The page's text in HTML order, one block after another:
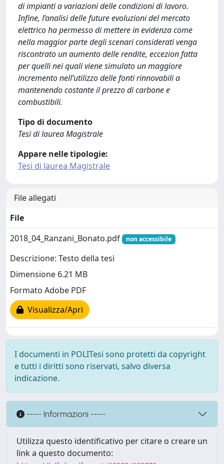
di impianti a variazioni delle condizioni di lavoro.
Infine, l’analisi delle future evoluzioni del mercato
elettrico ha permesso di mettere in evidenza come
nella maggior parte degli scenari considerati venga
riscontrato un aumento delle rendite, eccezion fatta
per quelli nei quali viene simulato un maggiore
incremento nell’utilizzo delle fonti rinnovabili a
mantenendo costante il prezzo di carbone e
combustibili.
Tipo di documento
Tesi di laurea Magistrale
Appare nelle tipologie:
Tesi di laurea Magistrale
File allegati
File
2018_04_Ranzani_Bonato.pdf
non accessibile
Descrizione: Testo della tesi
Dimensione 6.21 MB
Formato Adobe PDF
Visualizza/Apri
I documenti in POLITesi sono protetti da copyright
e tutti i diritti sono riservati, salvo diversa
indicazione.
----- Informazioni -----
Utilizza questo identificativo per citare o creare un
link a questo documento: